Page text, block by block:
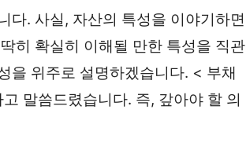
다. 사실, 자산의 특성을 이야기하면
히 확실히 이해될 만한 특성을 직관
을 위주로 설명하겠습니다. < 부채
말씀드렸습니다. 즉, 갚아야 할 의